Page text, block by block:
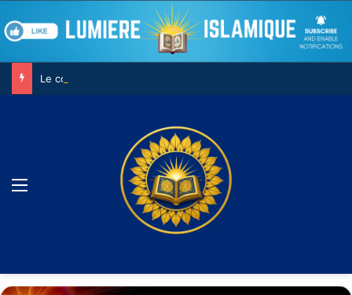
Le combat contre son âme